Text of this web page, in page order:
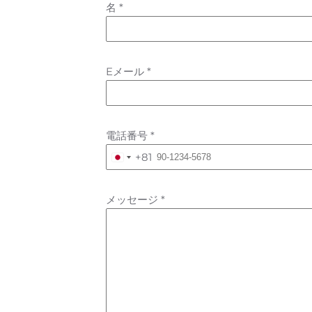
名 *
Eメール *
電話番号 *
Japan
+81
メッセージ *